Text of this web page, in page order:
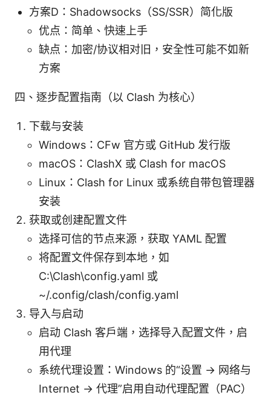
方案D：Shadowsocks（SS/SSR）简化版
优点：简单、快速上手
缺点：加密/协议相对旧，安全性可能不如新
方案
四、逐步配置指南（以 Clash 为核心）
下载与安装
Windows：CFw 官方或 GitHub 发行版
macOS：ClashX 或 Clash for macOS
Linux：Clash for Linux 或系统自带包管理器
安装
获取或创建配置文件
选择可信的节点来源，获取 YAML 配置
将配置文件保存到本地，如
C:\Clash\config.yaml 或
~/.config/clash/config.yaml
导入与启动
启动 Clash 客户端，选择导入配置文件，启
用代理
系统代理设置：Windows 的“设置 -> 网络与
Internet -> 代理”启用自动代理配置（PAC）